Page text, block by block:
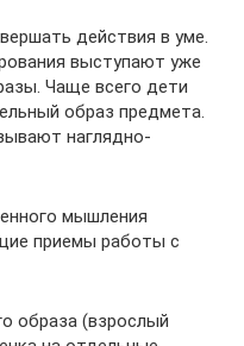
действия в уме.
выступают уже
Чаще всего дети
образ предмета.
наглядно-
мышления
приемы работы с
образа (взрослый